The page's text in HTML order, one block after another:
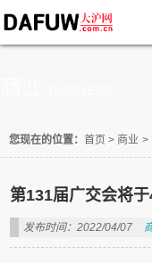
您现在的位置： 首页 > 商业 >
第131届广交会将
发布时间：2022/04/07